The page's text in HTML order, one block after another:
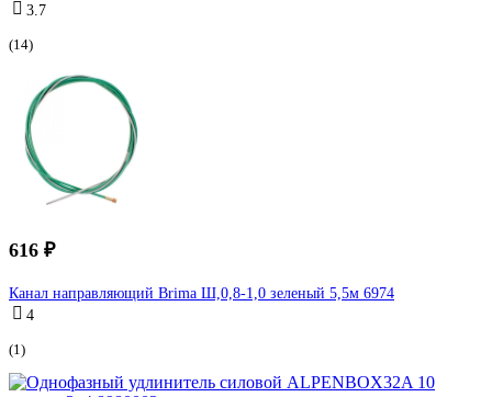
3.7
(14)
616 ₽
Канал направляющий Brima Ш,0,8-1,0 зеленый 5,5м 6974
4
(1)